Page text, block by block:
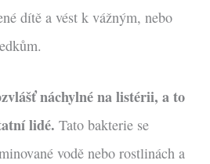
dítě a vést k vážným, nebo
náchylné na listérii, a to
lidé. Tato bakterie se
vodě nebo rostlinách a